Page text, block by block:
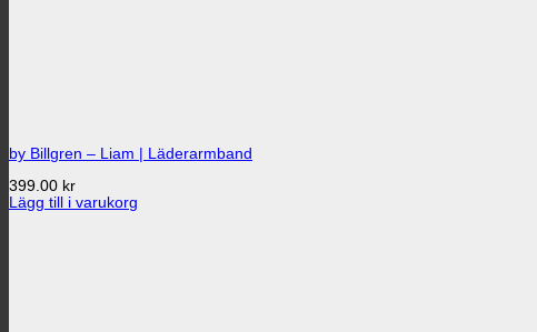
by Billgren – Liam | Läderarmband
399.00 kr
Lägg till i varukorg